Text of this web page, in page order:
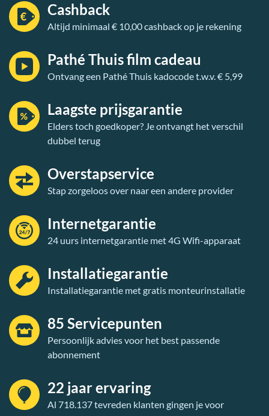
Cashback
Altijd minimaal € 10,00 cashback op je rekening
Pathé Thuis film cadeau
Ontvang een Pathé Thuis kadocode t.w.v. € 5,99
Laagste prijsgarantie
Elders toch goedkoper? Je ontvangt het verschil
dubbel terug
Overstapservice
Stap zorgeloos over naar een andere provider
Internetgarantie
24 uurs internetgarantie met 4G Wifi-apparaat
Installatiegarantie
Installatiegarantie met gratis monteurinstallatie
85 Servicepunten
Persoonlijk advies voor het best passende
abonnement
22 jaar ervaring
Al 718.137 tevreden klanten gingen je voor